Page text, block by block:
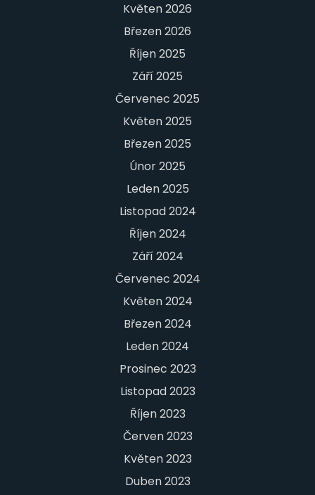
Květen 2026
Březen 2026
Říjen 2025
Září 2025
Červenec 2025
Květen 2025
Březen 2025
Únor 2025
Leden 2025
Listopad 2024
Říjen 2024
Září 2024
Červenec 2024
Květen 2024
Březen 2024
Leden 2024
Prosinec 2023
Listopad 2023
Říjen 2023
Červen 2023
Květen 2023
Duben 2023